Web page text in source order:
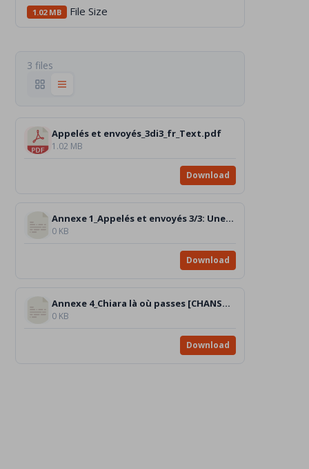
1.02 MB File Size
3 files
Appelés et envoyés_3di3_fr_Text.pdf
1.02 MB
Download
Annexe 1_Appelés et envoyés 3/3: Une lumière parvenue à beaucoup dans le monde entier !
0 KB
Download
Annexe 4_Chiara là où passes [CHANSON]
0 KB
Download